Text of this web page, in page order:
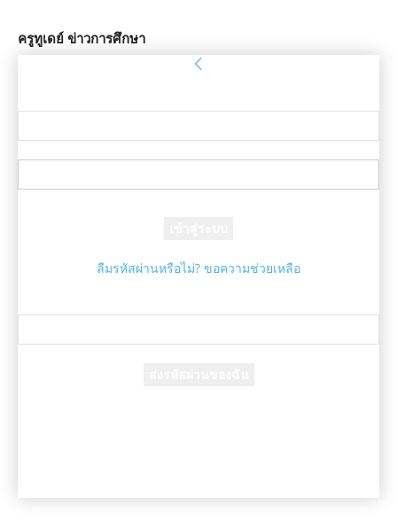
ครูทูเดย์ ข่าวการศึกษา
ลืมรหัสผ่านหรือไม่? ขอความช่วยเหลือ